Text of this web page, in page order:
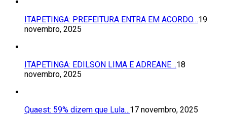
ITAPETINGA: PREFEITURA ENTRA EM ACORDO…19
novembro, 2025
ITAPETINGA: EDILSON LIMA E ADREANE…18
novembro, 2025
Quaest: 59% dizem que Lula…17 novembro, 2025